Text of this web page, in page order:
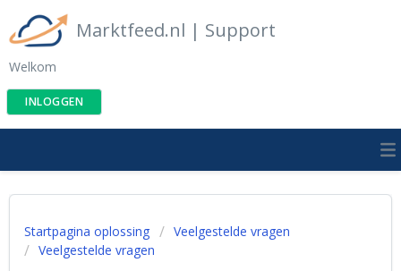
Marktfeed.nl | Support
Welkom
INLOGGEN
Startpagina oplossing
Veelgestelde vragen
Veelgestelde vragen